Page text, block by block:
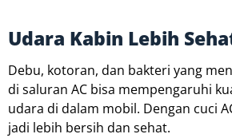
Udara Kabin Lebih
Debu, kotoran, dan bakteri yang
di saluran AC bisa mempengaruhi
udara di dalam mobil. Dengan cuci
jadi lebih bersih dan sehat.